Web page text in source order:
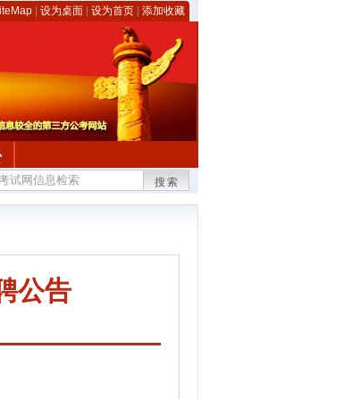
设为桌面 设为首页 添加收藏
搜索
公告